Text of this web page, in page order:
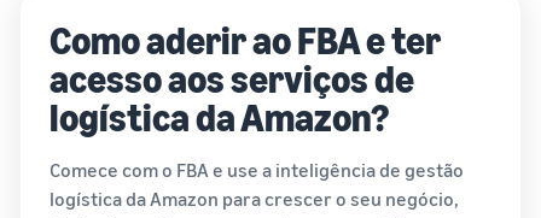
Como aderir ao FBA e ter
acesso aos serviços de
logística da Amazon?
Comece com o FBA e use a inteligência de gestão
logística da Amazon para crescer o seu negócio,